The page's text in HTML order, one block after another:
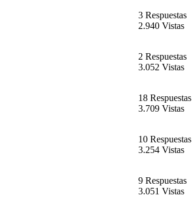
3 Respuestas
2.940 Vistas
2 Respuestas
3.052 Vistas
18 Respuestas
3.709 Vistas
10 Respuestas
3.254 Vistas
9 Respuestas
3.051 Vistas